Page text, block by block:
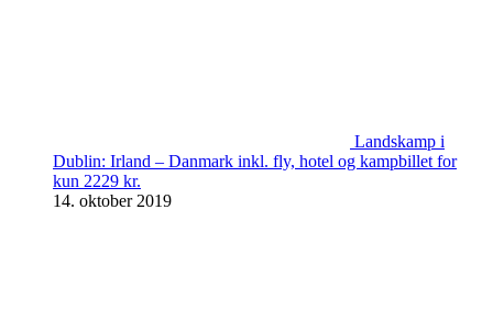
Landskamp i
Dublin: Irland – Danmark inkl. fly, hotel og kampbillet for
kun 2229 kr.
14. oktober 2019